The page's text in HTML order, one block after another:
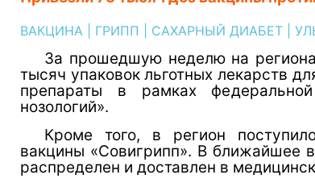
ВАКЦИНА ГРИПП САХАРНЫЙ ДИАБЕТ
За прошедшую неделю на
тысяч упаковок льготных лекарств
препараты в рамках
нозологий».
Кроме того, в регион
вакцины «Совигрипп». В ближайшее
распределен и доставлен в